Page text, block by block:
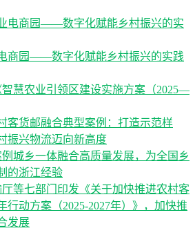
商园——数字化赋能乡村振兴的实践
慧农业引领区建设实施方案（2025—
客货邮融合典型案例：打造示范样
振兴物流迈向新高度
城乡一体融合高质量发展，为全国乡
的浙江经验
等七部门印发《关于加快推进农村客
行动方案（2025-2027年）》，加快推
发展